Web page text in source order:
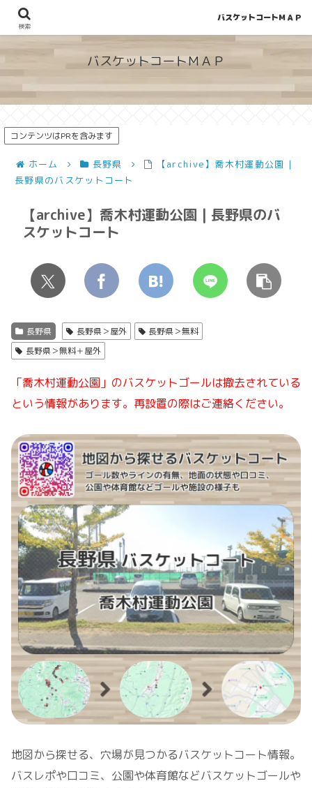
地図から探せる！穴場が見つかるバスケットコート情報
バスケットコートＭＡＰ
コンテンツはPRを含みます
ホーム 長野県
【archive】喬木村運動公園 |
長野県のバスケットコート
【archive】喬木村運動公園 | 長野県のバ
スケットコート
長野県 長野県＞屋外
長野県＞無料
長野県＞無料＋屋外
「喬木村運動公園」のバスケットゴールは撤去されている
という情報があります。再設置の際はご連絡ください。
地図から探せる、穴場が見つかるバスケットコート情報。
バスレポや口コミ、公園や体育館などバスケットゴールや
検索
バスケットコートＭＡＰ